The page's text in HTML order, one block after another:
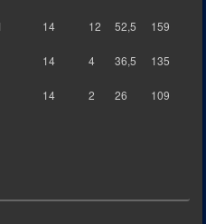
14 12 52,5 159
14 4 36,5 135
14 2 26 109